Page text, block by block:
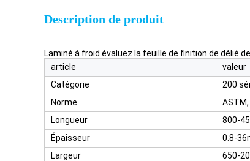
Description de produit
Laminé à froid évaluez la feuille de finition de délié
article
valeur
Catégorie
200
Norme
ASTM,
Longueur
800-
Épaisseur
0.8-
Largeur
650-